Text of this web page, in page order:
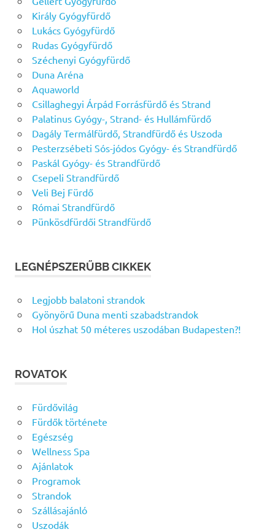
Király Gyógyfürdő
Lukács Gyógyfürdő
Rudas Gyógyfürdő
Széchenyi Gyógyfürdő
Duna Aréna
Aquaworld
Csillaghegyi Árpád Forrásfürdő és Strand
Palatinus Gyógy-, Strand- és Hullámfürdő
Dagály Termálfürdő, Strandfürdő és Uszoda
Pesterzsébeti Sós-jódos Gyógy- és Strandfürdő
Paskál Gyógy- és Strandfürdő
Csepeli Strandfürdő
Veli Bej Fürdő
Római Strandfürdő
Pünkösdfürdői Strandfürdő
LEGNÉPSZERŰBB CIKKEK
Legjobb balatoni strandok
Gyönyörű Duna menti szabadstrandok
Hol úszhat 50 méteres uszodában Budapesten?!
ROVATOK
Fürdővilág
Fürdők története
Egészség
Wellness Spa
Ajánlatok
Programok
Strandok
Szállásajánló
Uszodák